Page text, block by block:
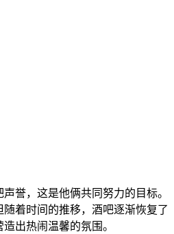
誉，这是他俩共同努力的目标。
着时间的推移，酒吧逐渐恢复了
出热闹温馨的氛围。